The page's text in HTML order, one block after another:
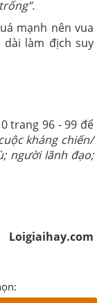
mạnh nên vua
làm địch suy
trang 96 - 99 để
kháng chiến/
người lãnh đạo;
Loigiaihay.com